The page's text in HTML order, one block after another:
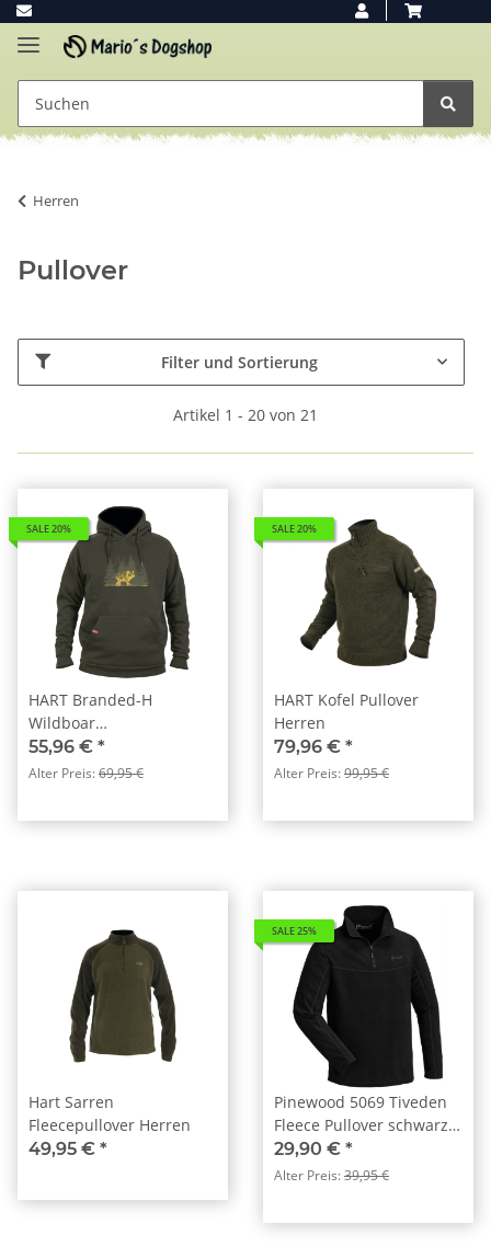
Herren
Pullover
Filter und Sortierung
Artikel 1 - 20 von 21
SALE 20%
HART Branded-H
Wildboar
Kapuzenpullover
55,96 € *
Alter Preis:69,95 €
SALE 20%
HART Kofel Pullover
Herren
79,96 € *
Alter Preis:99,95 €
Hart Sarren
Fleecepullover Herren
49,95 € *
SALE 25%
Pinewood 5069 Tiveden
Fleece Pullover schwarz
(400)
29,90 € *
Alter Preis:39,95 €